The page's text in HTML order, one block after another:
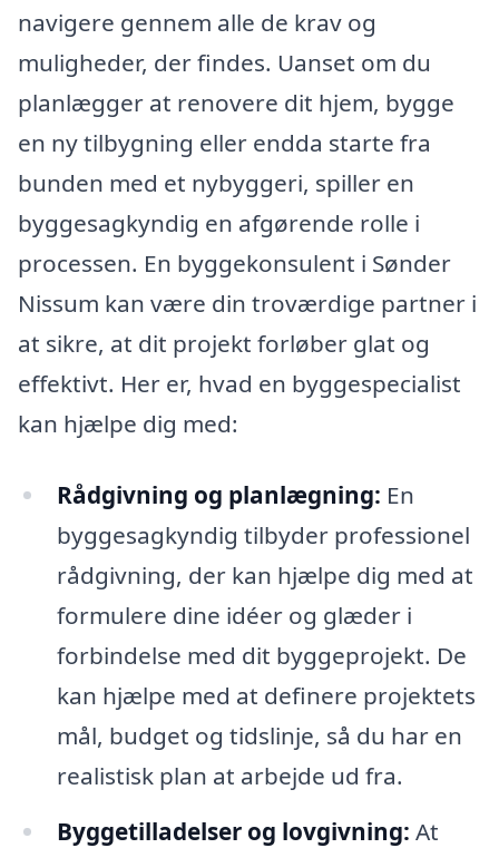
navigere gennem alle de krav og
muligheder, der findes. Uanset om du
planlægger at renovere dit hjem, bygge
en ny tilbygning eller endda starte fra
bunden med et nybyggeri, spiller en
byggesagkyndig en afgørende rolle i
processen. En byggekonsulent i Sønder
Nissum kan være din troværdige partner i
at sikre, at dit projekt forløber glat og
effektivt. Her er, hvad en byggespecialist
kan hjælpe dig med:
Rådgivning og planlægning: En
byggesagkyndig tilbyder professionel
rådgivning, der kan hjælpe dig med at
formulere dine idéer og glæder i
forbindelse med dit byggeprojekt. De
kan hjælpe med at definere projektets
mål, budget og tidslinje, så du har en
realistisk plan at arbejde ud fra.
Byggetilladelser og lovgivning: At